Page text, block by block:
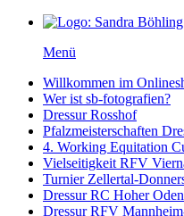
Menü
Willkommen im
Wer ist sb-fotografien?
Dressur Rosshof
Pfalzmeisterschaften
4. Working Equitation
Vielseitigkeit RFV
Turnier Zellertal-
Dressur RC Hoher
Dressur RFV